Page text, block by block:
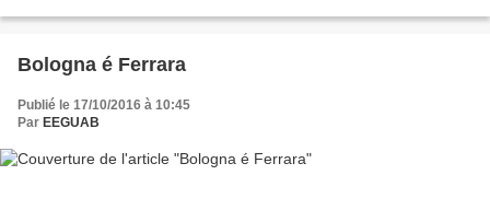
Bologna é Ferrara
Publié le 17/10/2016 à 10:45
Par EEGUAB